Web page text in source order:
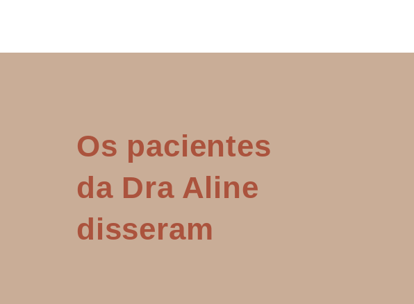
Os pacientes
da Dra Aline
disseram